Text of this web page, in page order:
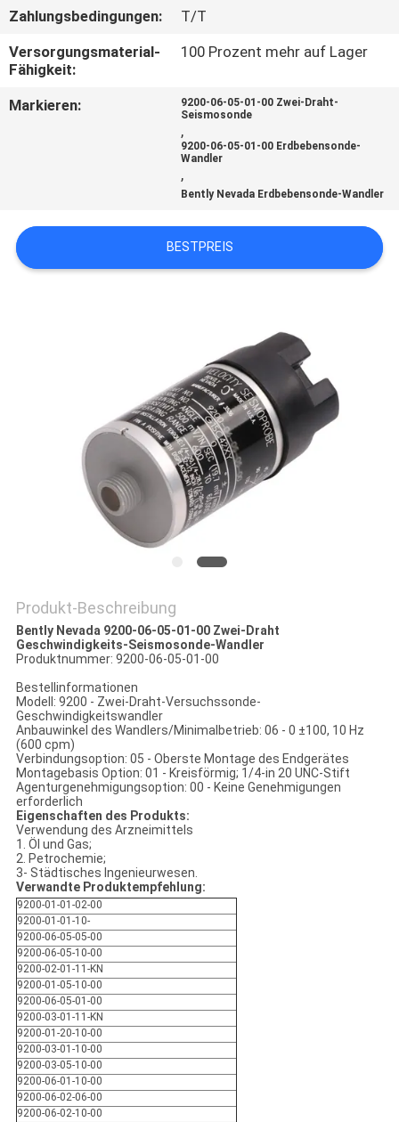
NEUIGKEITEN
BITTE UM
EIN
DATENSCHUTZRICHTLINIE
Zahlungsbedingungen:
T/T
Versorgungsmaterial-
Fähigkeit:
100 Prozent mehr auf Lager
Markieren:
9200-06-05-01-00 Zwei-Draht-
Seismosonde
,
9200-06-05-01-00 Erdbebensonde-
Wandler
,
Bently Nevada Erdbebensonde-Wandler
BESTPREIS
Produkt-Beschreibung
Bently Nevada 9200-06-05-01-00 Zwei-Draht
Geschwindigkeits-Seismosonde-Wandler
Produktnummer: 9200-06-05-01-00
Bestellinformationen
Modell: 9200 - Zwei-Draht-Versuchssonde-
Geschwindigkeitswandler
Anbauwinkel des Wandlers/Minimalbetrieb: 06 - 0 ±100, 10 Hz
(600 cpm)
Verbindungsoption: 05 - Oberste Montage des Endgerätes
Montagebasis Option: 01 - Kreisförmig; 1/4-in 20 UNC-Stift
Agenturgenehmigungsoption: 00 - Keine Genehmigungen
erforderlich
Eigenschaften des Produkts:
Verwendung des Arzneimittels
1. Öl und Gas;
2. Petrochemie;
3- Städtisches Ingenieurwesen.
Verwandte Produktempfehlung:
9200-01-01-02-00
9200-01-01-10-
9200-06-05-05-00
9200-06-05-10-00
9200-02-01-11-KN
9200-01-05-10-00
9200-06-05-01-00
9200-03-01-11-KN
9200-01-20-10-00
9200-03-01-10-00
9200-03-05-10-00
9200-06-01-10-00
9200-06-02-06-00
9200-06-02-10-00